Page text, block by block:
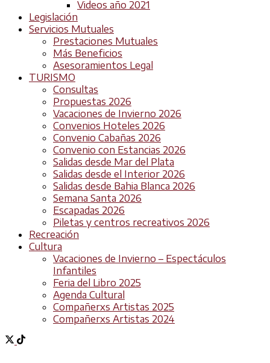
Videos año 2021
Legislación
Servicios Mutuales
Prestaciones Mutuales
Más Beneficios
Asesoramientos Legal
TURISMO
Consultas
Propuestas 2026
Vacaciones de Invierno 2026
Convenios Hoteles 2026
Convenio Cabañas 2026
Convenio con Estancias 2026
Salidas desde Mar del Plata
Salidas desde el Interior 2026
Salidas desde Bahia Blanca 2026
Semana Santa 2026
Escapadas 2026
Piletas y centros recreativos 2026
Recreación
Cultura
Vacaciones de Invierno – Espectáculos
Infantiles
Feria del Libro 2025
Agenda Cultural
Compañerxs Artistas 2025
Compañerxs Artistas 2024